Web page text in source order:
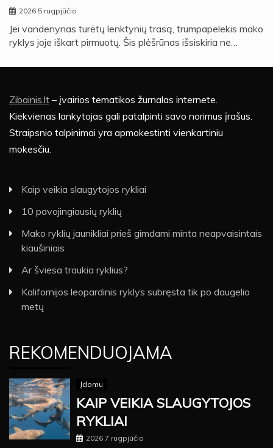
2026 5 rugpjūčio
Jei vandenynas turėtų lenktynių trasą, trumpapelekis mako
ryklys joje iškart pirmuotų. Šis plėšrūnas išsiskiria ne…
Zibainis.lt – įvairios tematikos žurnalas internete.
Kiekvienas lankytojas gali patalpinti savo norimus įrašus.
Straipsnio talpinimai yra apmokestinti vienkartiniu
mokesčiu.
Kaip veikia slaugytojos rykliai
10 pavojingiausių ryklių
Mako ryklių jaunikliai prieš gimdami minta neapvaisintais
kiaušiniais
Ar šviesa traukia ryklius?
Kalifornijos leopardinis ryklys subręsta tik po daugelio
metų
REKOMENDUOJAMA
Įdomu
KAIP VEIKIA SLAUGYTOJOS
RYKLIAI
2026 7 rugpjūčio